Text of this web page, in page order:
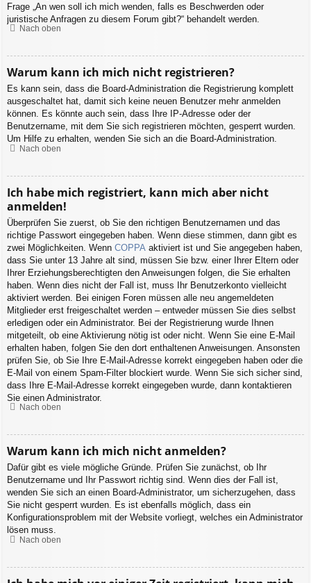
Frage „An wen soll ich mich wenden, falls es Beschwerden oder
juristische Anfragen zu diesem Forum gibt?“ behandelt werden.
Nach oben
Warum kann ich mich nicht registrieren?
Es kann sein, dass die Board-Administration die Registrierung komplett
ausgeschaltet hat, damit sich keine neuen Benutzer mehr anmelden
können. Es könnte auch sein, dass Ihre IP-Adresse oder der
Benutzername, mit dem Sie sich registrieren möchten, gesperrt wurden.
Um Hilfe zu erhalten, wenden Sie sich an die Board-Administration.
Nach oben
Ich habe mich registriert, kann mich aber nicht
anmelden!
Überprüfen Sie zuerst, ob Sie den richtigen Benutzernamen und das
richtige Passwort eingegeben haben. Wenn diese stimmen, dann gibt es
zwei Möglichkeiten. Wenn COPPA aktiviert ist und Sie angegeben haben,
dass Sie unter 13 Jahre alt sind, müssen Sie bzw. einer Ihrer Eltern oder
Ihrer Erziehungsberechtigten den Anweisungen folgen, die Sie erhalten
haben. Wenn dies nicht der Fall ist, muss Ihr Benutzerkonto vielleicht
aktiviert werden. Bei einigen Foren müssen alle neu angemeldeten
Mitglieder erst freigeschaltet werden – entweder müssen Sie dies selbst
erledigen oder ein Administrator. Bei der Registrierung wurde Ihnen
mitgeteilt, ob eine Aktivierung nötig ist oder nicht. Wenn Sie eine E-Mail
erhalten haben, folgen Sie den dort enthaltenen Anweisungen. Ansonsten
prüfen Sie, ob Sie Ihre E-Mail-Adresse korrekt eingegeben haben oder die
E-Mail von einem Spam-Filter blockiert wurde. Wenn Sie sich sicher sind,
dass Ihre E-Mail-Adresse korrekt eingegeben wurde, dann kontaktieren
Sie einen Administrator.
Nach oben
Warum kann ich mich nicht anmelden?
Dafür gibt es viele mögliche Gründe. Prüfen Sie zunächst, ob Ihr
Benutzername und Ihr Passwort richtig sind. Wenn dies der Fall ist,
wenden Sie sich an einen Board-Administrator, um sicherzugehen, dass
Sie nicht gesperrt wurden. Es ist ebenfalls möglich, dass ein
Konfigurationsproblem mit der Website vorliegt, welches ein Administrator
lösen muss.
Nach oben